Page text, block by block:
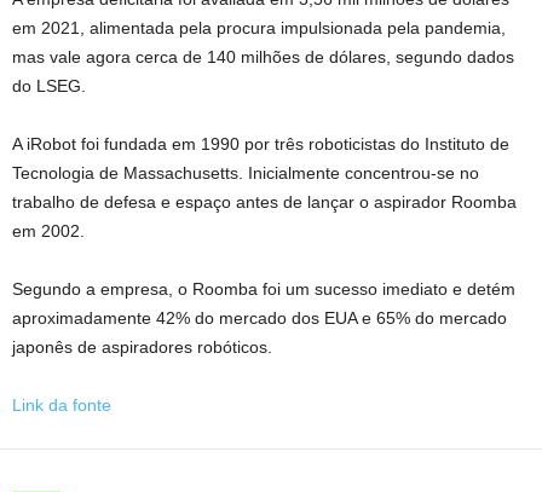
em 2021, alimentada pela procura impulsionada pela pandemia,
mas vale agora cerca de 140 milhões de dólares, segundo dados
do LSEG.
A iRobot foi fundada em 1990 por três roboticistas do Instituto de
Tecnologia de Massachusetts. Inicialmente concentrou-se no
trabalho de defesa e espaço antes de lançar o aspirador Roomba
em 2002.
Segundo a empresa, o Roomba foi um sucesso imediato e detém
aproximadamente 42% do mercado dos EUA e 65% do mercado
japonês de aspiradores robóticos.
Link da fonte